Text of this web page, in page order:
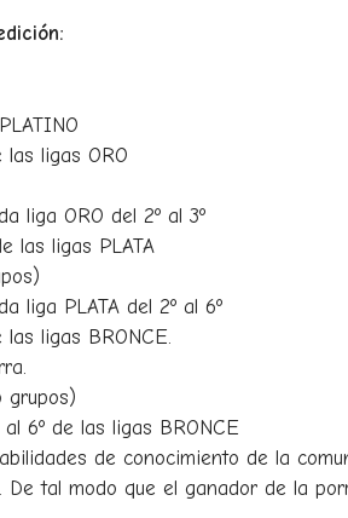
ligas ORO
liga ORO del 2º al 3º
las ligas PLATA
liga PLATA del 2º al 6º
ligas BRONCE.
grupos)
6º de las ligas BRONCE
de conocimiento de la
tal modo que el ganador de la